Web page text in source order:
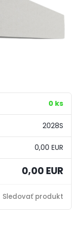
0 ks
2028S
0,00 EUR
0,00 EUR